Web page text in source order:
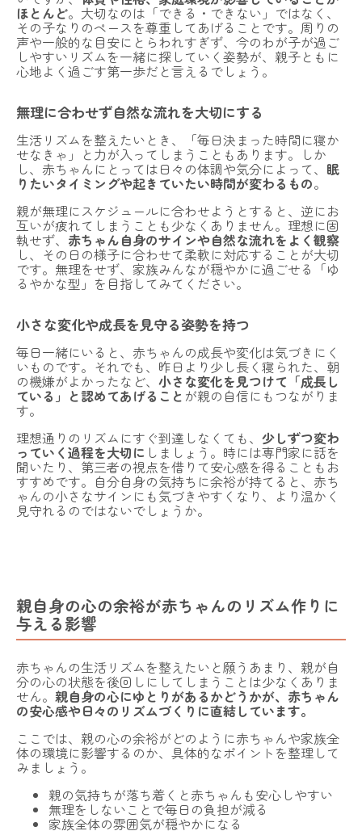
ほとんど。大切なのは「できる・できない」ではなく、
その子なりのペースを尊重してあげることです。周りの
声や一般的な目安にとらわれすぎず、今のわが子が過ご
しやすいリズムを一緒に探していく姿勢が、親子ともに
心地よく過ごす第一歩だと言えるでしょう。
無理に合わせず自然な流れを大切にする
生活リズムを整えたいとき、「毎日決まった時間に寝か
せなきゃ」と力が入ってしまうこともあります。しか
し、赤ちゃんにとっては日々の体調や気分によって、 眠
りたいタイミングや起きていたい時間が変わるもの。
親が無理にスケジュールに合わせようとすると、逆にお
互いが疲れてしまうことも少なくありません。理想に固
執せず、 赤ちゃん自身のサインや自然な流れをよく観察
し、その日の様子に合わせて柔軟に対応することが大切
です。無理をせず、家族みんなが穏やかに過ごせる「ゆ
るやかな型」を目指してみてください。
小さな変化や成長を見守る姿勢を持つ
毎日一緒にいると、赤ちゃんの成長や変化は気づきにく
いものです。それでも、昨日より少し長く寝られた、朝
の機嫌がよかったなど、 小さな変化を見つけて「成長し
ている」と認めてあげること が親の自信にもつながりま
す。
理想通りのリズムにすぐ到達しなくても、 少しずつ変わ
っていく過程を大切に しましょう。時には専門家に話を
聞いたり、第三者の視点を借りて安心感を得ることもお
すすめです。自分自身の気持ちに余裕が持てると、赤ち
ゃんの小さなサインにも気づきやすくなり、より温かく
見守れるのではないでしょうか。
親自身の心の余裕が赤ちゃんのリズム作りに
与える影響
赤ちゃんの生活リズムを整えたいと願うあまり、親が自
分の心の状態を後回しにしてしまうことは少なくありま
せん。 親自身の心にゆとりがあるかどうかが、赤ちゃん
の安心感や日々のリズムづくりに直結しています。
ここでは、親の心の余裕がどのように赤ちゃんや家族全
体の環境に影響するのか、具体的なポイントを整理して
みましょう。
親の気持ちが落ち着くと赤ちゃんも安心しやすい
無理をしないことで毎日の負担が減る
家族全体の雰囲気が穏やかになる